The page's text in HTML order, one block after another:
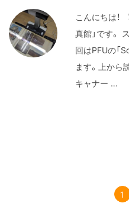
こんにちは！
真館」です。
回はPFUの「
ます。上から
キャナー …
1